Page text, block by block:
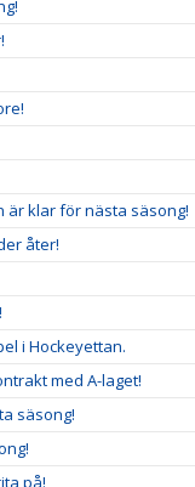
är klar för nästa säsong!
åter!
i Hockeyettan.
med A-laget!
säsong!
på!